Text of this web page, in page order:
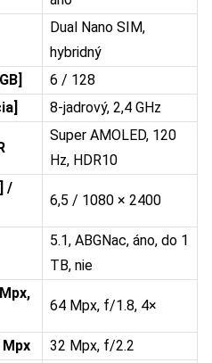
Dual Nano SIM,
hybridný
6 / 128
8-jadrový, 2,4 GHz
Super AMOLED, 120
Hz, HDR10
/
6,5 / 1080 × 2400
5.1, ABGNac, áno, do 1
TB, nie
64 Mpx, f/1.8, 4×
32 Mpx, f/2.2